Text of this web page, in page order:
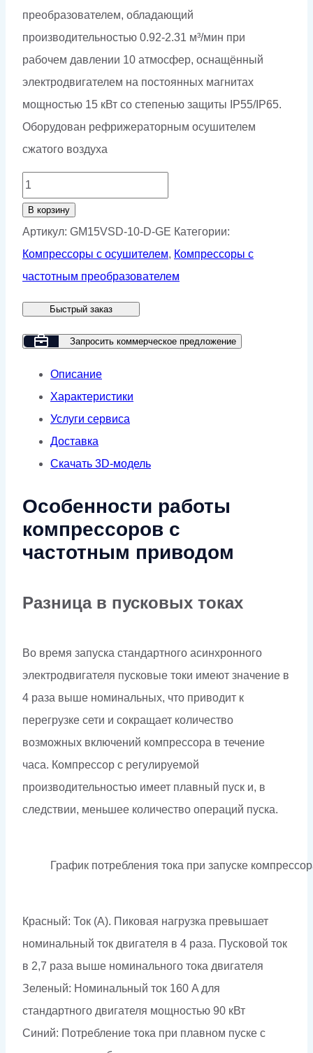
преобразователем, обладающий
производительностью 0.92-2.31 м³/мин при
рабочем давлении 10 атмосфер, оснащённый
электродвигателем на постоянных магнитах
мощностью 15 кВт со степенью защиты IP55/IP65.
Оборудован рефрижераторным осушителем
сжатого воздуха
Количество
товара
Винтовой
компрессор
GMP
15-
10D
GE/HB
В корзину
Артикул: GM15VSD-10-D-GE Категории:
Компрессоры с осушителем, Компрессоры с
частотным преобразователем
Быстрый заказ
Запросить коммерческое предложение
Описание
Характеристики
Услуги сервиса
Доставка
Скачать 3D-модель
Особенности работы
компрессоров с
частотным приводом
Разница в пусковых токах
Во время запуска стандартного асинхронного
электродвигателя пусковые токи имеют значение в
4 раза выше номинальных, что приводит к
перегрузке сети и сокращает количество
возможных включений компрессора в течение
часа. Компрессор с регулируемой
производительностью имеет плавный пуск и, в
следствии, меньшее количество операций пуска.
График потребления тока при запуске
Красный: Ток (А). Пиковая нагрузка превышает
номинальный ток двигателя в 4 раза. Пусковой ток
в 2,7 раза выше номинального тока двигателя
Зеленый: Номинальный ток 160 A для
стандартного двигателя мощностью 90 кВт
Синий: Потребление тока при плавном пуске с